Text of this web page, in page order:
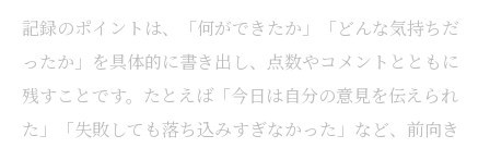
記録のポイントは、「何ができたか」「どんな気持ちだ
ったか」を具体的に書き出し、点数やコメントとともに
残すことです。たとえば「今日は自分の意見を伝えられ
た」「失敗しても落ち込みすぎなかった」など、前向き